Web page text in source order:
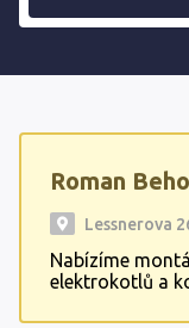
Roman
Lessnerova
Nabízíme
elektrokotlů a